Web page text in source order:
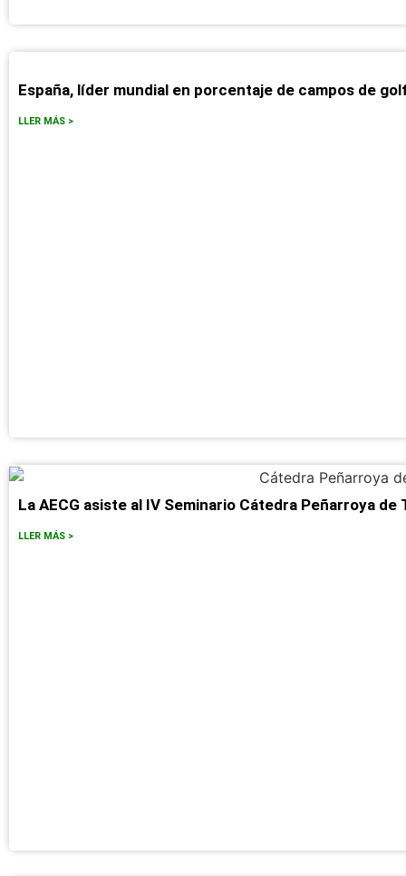
España, líder mundial en porcentaje de campos de
LLER MÁS >
La AECG asiste al IV Seminario Cátedra Peñarroya
LLER MÁS >